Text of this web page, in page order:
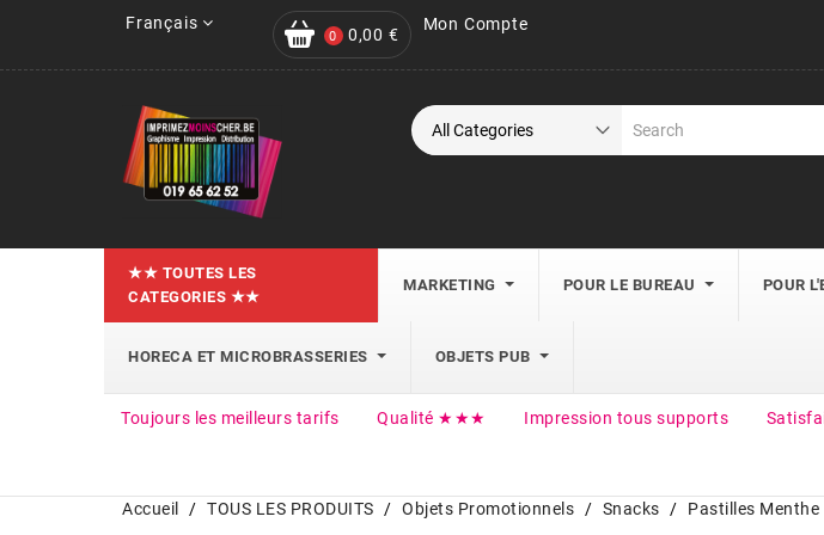
Français Mon Compte
0 0,00 €
★★ TOUTES LES
CATEGORIES ★★
MARKETING POUR LE BUREAU POUR
HORECA ET MICROBRASSERIES OBJETS PUB
Toujours les meilleurs tarifs Qualité ★★★ Impression tous supports
Accueil TOUS LES PRODUITS Objets Promotionnels Snacks Pastilles Menthe